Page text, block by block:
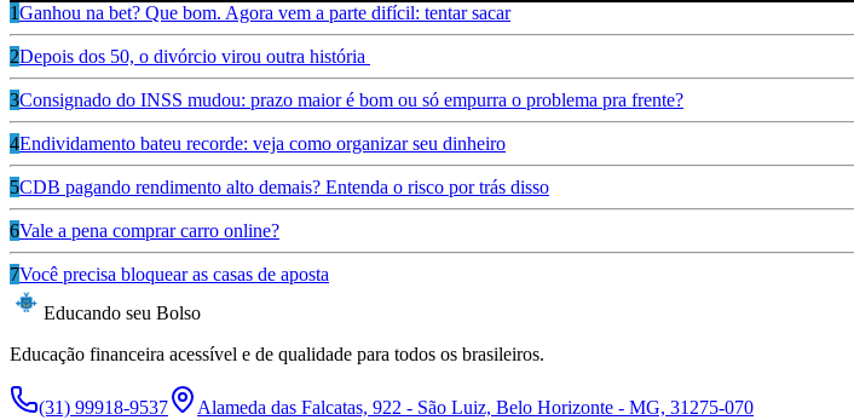
1Ganhou na bet? Que bom. Agora vem a parte difícil: tentar sacar
2Depois dos 50, o divórcio virou outra história
3Consignado do INSS mudou: prazo maior é bom ou só empurra o problema pra frente?
4Endividamento bateu recorde: veja como organizar seu dinheiro
5CDB pagando rendimento alto demais? Entenda o risco por trás disso
6Vale a pena comprar carro online?
7Você precisa bloquear as casas de aposta
Educando seu Bolso
Educação financeira acessível e de qualidade para todos os brasileiros.
(31) 99918-9537 Alameda das Falcatas, 922 - São Luiz, Belo Horizonte - MG, 31275-070